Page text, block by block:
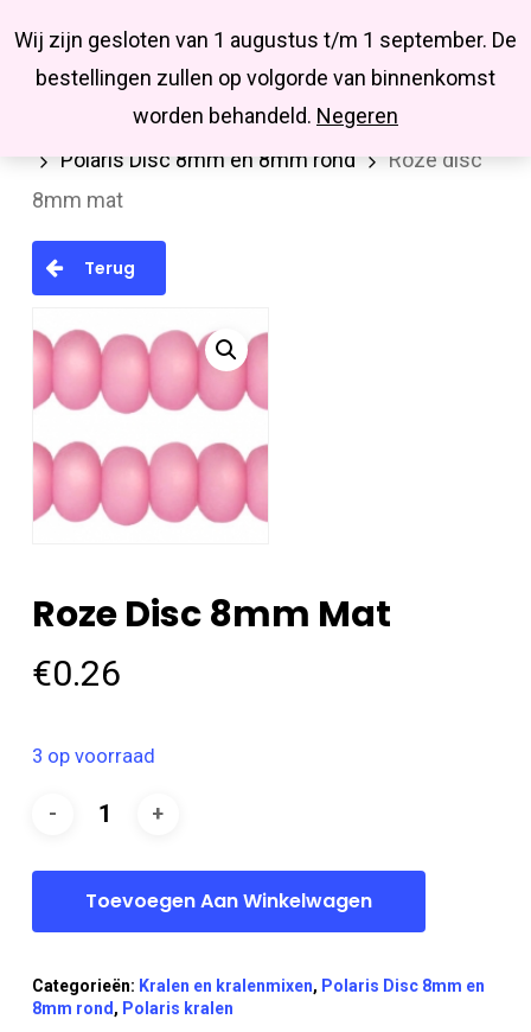
Wij zijn gesloten van 1 augustus t/m 1 september. De
bestellingen zullen op volgorde van binnenkomst
worden behandeld. Negeren
main
Missbluesieraden
searchaccount
Kralen en kralenmixen
Polaris kralen
Polaris Disc 8mm en 8mm rond
Roze disc
8mm mat
Terug
Roze Disc 8mm Mat
€0.26
3 op voorraad
Toevoegen Aan Winkelwagen
Categorieën: Kralen en kralenmixen, Polaris Disc 8mm en
8mm rond, Polaris kralen
Close